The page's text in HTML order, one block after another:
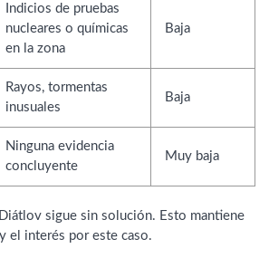
Indicios de pruebas
nucleares o químicas
en la zona
Baja
Rayos, tormentas
inusuales
Baja
Ninguna evidencia
concluyente
Muy baja
sigue sin solución. Esto mantiene
el interés por este caso.